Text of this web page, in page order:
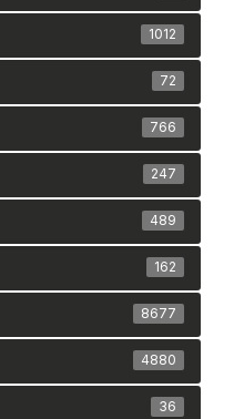
1012
72
766
247
489
162
8677
4880
36